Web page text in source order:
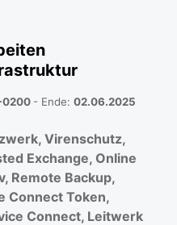
- Ende: 02.06.2025
Virenschutz,
Exchange, Online
Remote Backup,
Connect Token,
Connect, Leitwerk